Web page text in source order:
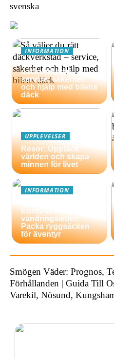
svenska
INFORMATION
Så väljer du rätt
däckverkstad –
service, säkerhet
och hjälp med bilens
däck
UPPLEVELSER
Resor: Upptäck
världen och skapa
minnen för livet
INFORMATION
Europas bästa
vandringsleder:
Packa ryggsäcken
för äventyr
Smögen Väder: Prognos,
Förhållanden | Guida Till
Varekil, Nösund,